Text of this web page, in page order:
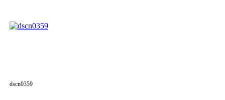
dscn0359